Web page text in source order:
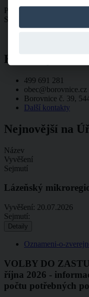
Po
8:00 - 12:00, 13:00 -
St
Kontakty
499 691 281
obec@borovnice.cz
Borovnice č. 39,
Další kontakty
Nejnovější na
Název
Vyvěšení
Sejmutí
Lázeňský
Vyvěšení: 20.07.2026
Sejmutí:
Detaily
Oznameni-o-
VOLBY DO
října 2026 -
počtu potřebných